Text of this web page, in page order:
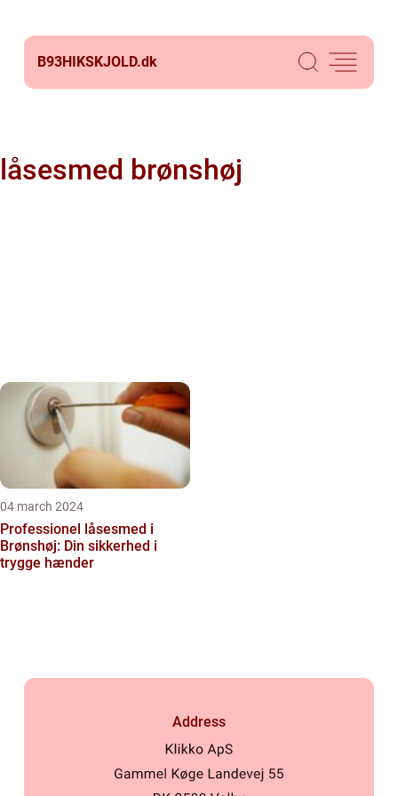
B93HIKSKJOLD.dk
låsesmed brønshøj
04 march 2024
Professionel låsesmed i
Brønshøj: Din sikkerhed i
trygge hænder
Address